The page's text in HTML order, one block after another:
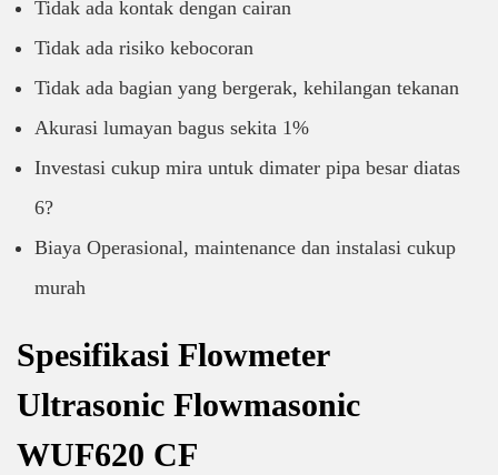
Tidak ada kontak dengan cairan
Tidak ada risiko kebocoran
Tidak ada bagian yang bergerak, kehilangan tekanan
Akurasi lumayan bagus sekita 1%
Investasi cukup mira untuk dimater pipa besar diatas
6?
Biaya Operasional, maintenance dan instalasi cukup
murah
Spesifikasi Flowmeter
Ultrasonic Flowmasonic
WUF620 CF